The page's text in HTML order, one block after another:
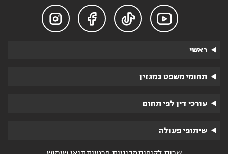




ראשי
תחומי משפט במגזין
עורכי דין לפי תחום
שיתופי פעולה